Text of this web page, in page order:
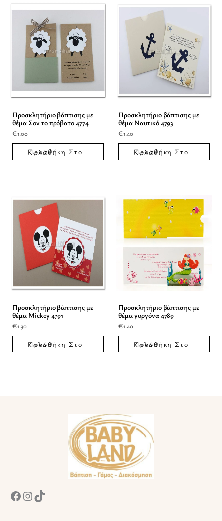
Προσκλητήριο βάπτισης με
θέμα Σον το πρόβατο 4774
€1.00
Προσθήκη Στο Καλάθι
Προσκλητήριο βάπτισης με
θέμα Ναυτικό 4793
€1.40
Προσθήκη Στο Καλάθι
Προσκλητήριο βάπτισης με
θέμα Mickey 4791
€1.30
Προσθήκη Στο Καλάθι
Προσκλητήριο βάπτισης με
θέμα γοργόνα 4789
€1.40
Προσθήκη Στο Καλάθι